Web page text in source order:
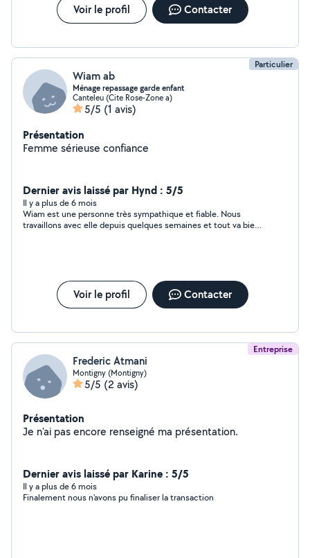
Voir le profil Contacter
Particulier
Wiam ab
Ménage repassage garde enfant
Canteleu (Cite Rose-Zone a)
5/5 (1 avis)
Présentation
Femme sérieuse confiance
Dernier avis laissé par Hynd : 5/5
Il y a plus de 6 mois
Wiam est une personne très sympathique et fiable. Nous
travaillons avec elle depuis quelques semaines et tout va bien.
Voir le profil Contacter
Entreprise
Frederic Atmani
Montigny (Montigny)
5/5 (2 avis)
Présentation
Je n'ai pas encore renseigné ma présentation.
Dernier avis laissé par Karine : 5/5
Il y a plus de 6 mois
Finalement nous n'avons pu finaliser la transaction